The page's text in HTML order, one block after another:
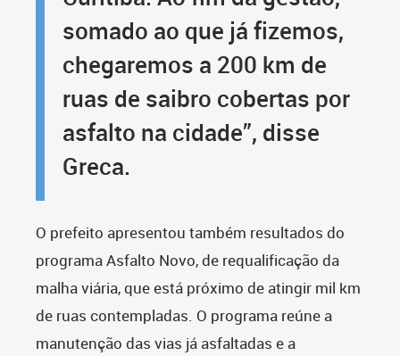
somado ao que já fizemos,
chegaremos a 200 km de
ruas de saibro cobertas por
asfalto na cidade”, disse
Greca.
O prefeito apresentou também resultados do
programa Asfalto Novo, de requalificação da
malha viária, que está próximo de atingir mil km
de ruas contempladas. O programa reúne a
manutenção das vias já asfaltadas e a